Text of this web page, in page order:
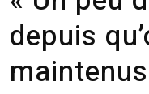
depuis